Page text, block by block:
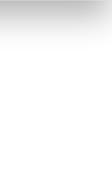
anbieten zu können